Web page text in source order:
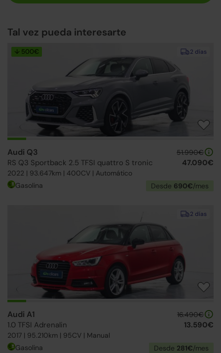
Tal vez pueda interesarte
2 días
↓ 500€
Audi Q3
RS Q3 Sportback 2.5 TFSI quattro S tronic
2022 | 93.647km | 400CV | Automático
51.990€
47.090€
Gasolina Desde 690€/mes
2 días
Audi A1
1.0 TFSI Adrenalin
2017 | 95.210km | 95CV | Manual
16.490€
13.590€
Gasolina Desde 281€/mes